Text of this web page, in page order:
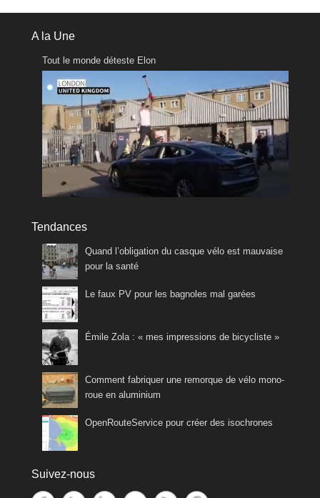
A la Une
Tout le monde déteste Elon
Tendances
Quand l’obligation du casque vélo est mauvaise
pour la santé
Le faux PV pour les bagnoles mal garées
Émile Zola : « mes impressions de bicycliste »
Comment fabriquer une remorque de vélo mono-
roue en aluminium
OpenRouteService pour créer des isochrones
Suivez-nous